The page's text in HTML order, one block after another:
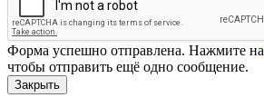
Форма успешно отправлена. Нажмите на
чтобы отправить ещё одно сообщение.
Закрыть